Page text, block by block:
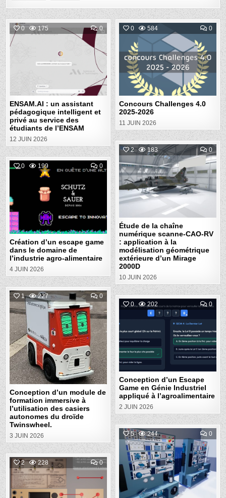
0 175 0COMMENT
ON
ENSAM.AI
UN
ASSISTANT
PÉDAGOGIQUE
INTELLIGENT
ET
PRIVÉ
AU
SERVICE
DES
ÉTUDIANTS
L’ENSAM
ENSAM.AI : un assistant
pédagogique intelligent et
privé au service des
étudiants de l’ENSAM
12 JUIN 2026
0 584 0
ON
4.0
2026
Posted
in
Concours Challenges 4.0
2025-2026
11 JUIN 2026
2 183 0
ON
DE
LA
Posted
in
Étude de la chaîne
numérique scanne-CAO-RV
: application à la
modélisation géométrique
extérieure d’un Mirage
2000D
10 JUIN 2026
0 199 0COMMENT
ON
CRÉATION
D’UN
ESCAPE
GAME
DANS
DOMAINE
DE
L’INDUSTRIE
AGRO-
ALIMENTAIRE
Posted
in
Création d’un escape game
dans le domaine de
l’industrie agro-alimentaire
4 JUIN 2026
1 227 0COMMENT
ON
CONCEPTION
D’UN
MODULE
DE
FORMATION
IMMERSIVE
À
L’UTILISATION
DES
CASIERS
AUTONOMES
DU
DROÏDE
TWINSWHEEL.
Posted
in
Conception d’un module de
formation immersive à
l’utilisation des casiers
autonomes du droïde
Twinswheel.
3 JUIN 2026
0 202 0
ON
EN
Posted
in
Conception d’un Escape
Game en Génie Industriel
appliqué à l’agroalimentaire
2 JUIN 2026
5 244 0
ON
:
UNE
Posted
in
2 228 0COMMENT
ON
3D’SUP’MÉCA
:
L’APPORT
Posted
in